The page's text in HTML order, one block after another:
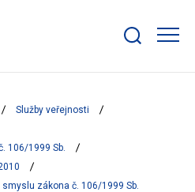
bar
Služby veřejnosti
106/1999 Sb.
zákona č. 106/1999 Sb.